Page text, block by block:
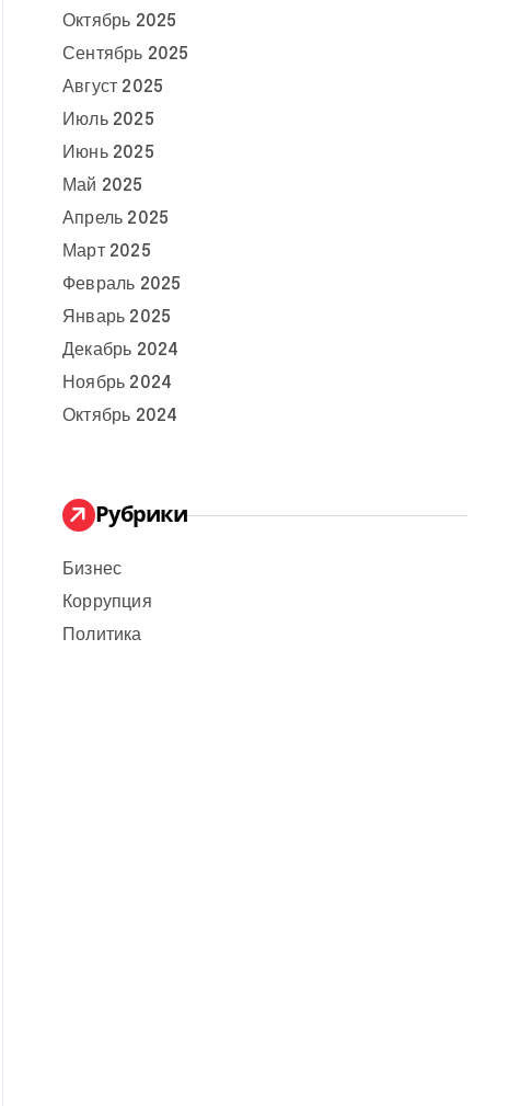
Октябрь 2025
Сентябрь 2025
Август 2025
Июль 2025
Июнь 2025
Май 2025
Апрель 2025
Март 2025
Февраль 2025
Январь 2025
Декабрь 2024
Ноябрь 2024
Октябрь 2024
Рубрики
Бизнес
Коррупция
Политика